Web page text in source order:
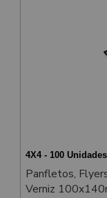
4X4 - 100
Panfletos,
Verniz